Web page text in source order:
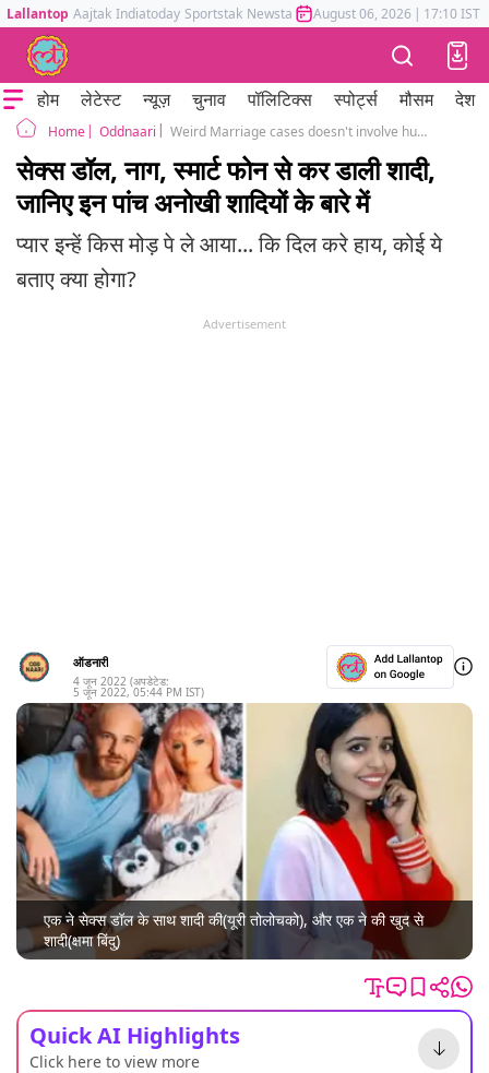
Lallantop Aajtak Indiatoday Sportstak Newstak Mumbai Tak Astrotak
August 06, 2026 | 17:10 IST
होम लेटेस्ट न्यूज़ चुनाव पॉलिटिक्स स्पोर्ट्स मौसम देश
Home Oddnaari Weird Marriage cases doesn't involve human partners
सेक्स डॉल, नाग, स्मार्ट फोन से कर डाली शादी,
जानिए इन पांच अनोखी शादियों के बारे में
प्यार इन्हें किस मोड़ पे ले आया... कि दिल करे हाय, कोई ये
बताए क्या होगा?
Advertisement
ऑडनारी
4 जून 2022 (अपडेटेड:
5 जून 2022, 05:44 PM IST)
एक ने सेक्स डॉल के साथ शादी की(यूरी तोलोचको), और एक ने की खुद से
शादी(क्षमा बिंदु)
Quick AI Highlights
Click here to view more